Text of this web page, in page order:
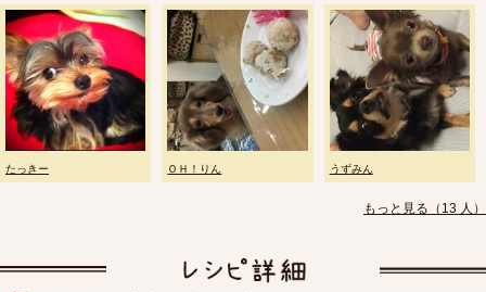
たっきー ＯＨ！りん うずみん
もっと見る（13 人）